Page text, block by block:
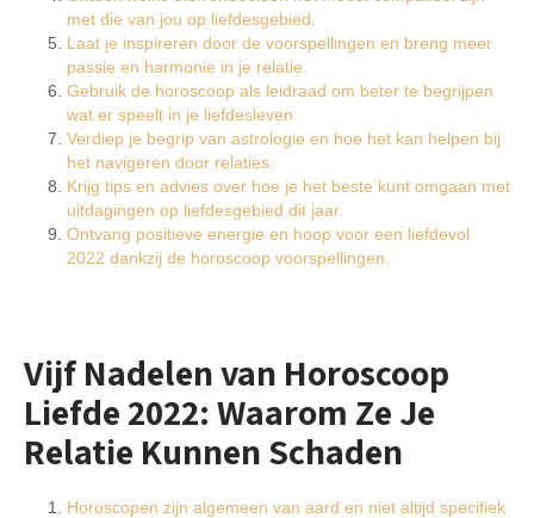
met die van jou op liefdesgebied.
Laat je inspireren door de voorspellingen en breng meer
passie en harmonie in je relatie.
Gebruik de horoscoop als leidraad om beter te begrijpen
wat er speelt in je liefdesleven.
Verdiep je begrip van astrologie en hoe het kan helpen bij
het navigeren door relaties.
Krijg tips en advies over hoe je het beste kunt omgaan met
uitdagingen op liefdesgebied dit jaar.
Ontvang positieve energie en hoop voor een liefdevol
2022 dankzij de horoscoop voorspellingen.
Vijf Nadelen van Horoscoop
Liefde 2022: Waarom Ze Je
Relatie Kunnen Schaden
Horoscopen zijn algemeen van aard en niet altijd specifiek